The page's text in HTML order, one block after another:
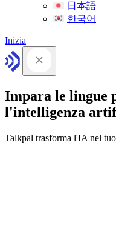
日本語
한국어
Inizia
Impara le lingue
l'intelligenza
Talkpal trasforma l'IA nel